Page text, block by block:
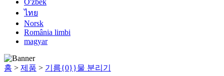
O'zbek
ไทย
Norsk
România limbi
magyar
홈 > 제품 > 기름{0}}물 분리기